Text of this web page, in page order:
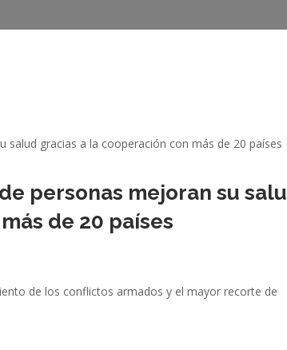
personas mejoran su
de 20 países
de los conflictos armados y el mayor recorte de